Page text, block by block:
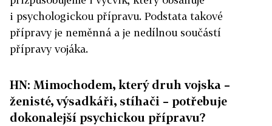
i psychologickou přípravu. Podstata takové
přípravy je neměnná a je nedílnou součástí
přípravy vojáka.
HN: Mimochodem, který druh vojska –
ženisté, výsadkáři, stíhači – potřebuje
dokonalejší psychickou přípravu?